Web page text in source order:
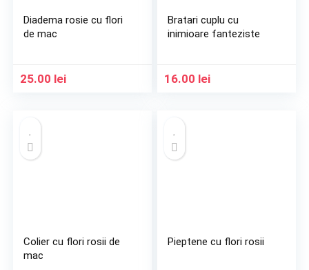
Diadema rosie cu flori
de mac
25.00 lei
Bratari cuplu cu
inimioare fanteziste
16.00 lei
Colier cu flori rosii de
mac
Pieptene cu flori rosii